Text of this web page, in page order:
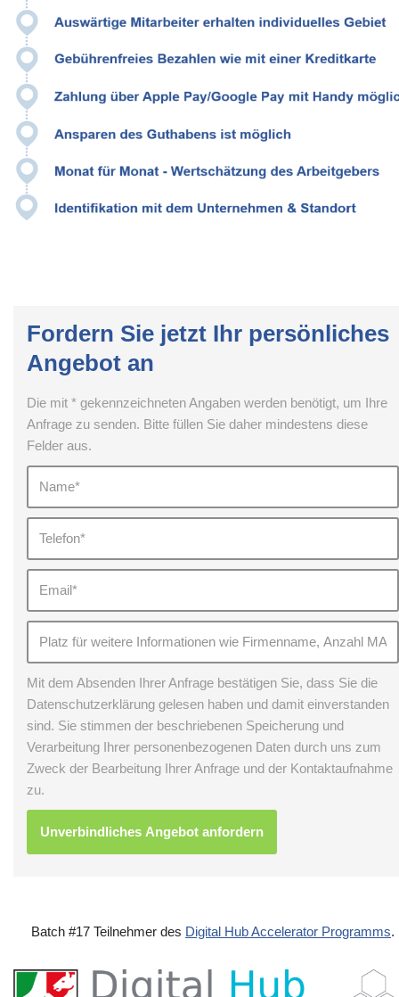
Fordern Sie jetzt Ihr persönliches
Angebot an
Die mit * gekennzeichneten Angaben werden benötigt, um Ihre
Anfrage zu senden. Bitte füllen Sie daher mindestens diese
Felder aus.
Mit dem Absenden Ihrer Anfrage bestätigen Sie, dass Sie die
Datenschutzerklärung gelesen haben und damit einverstanden
sind. Sie stimmen der beschriebenen Speicherung und
Verarbeitung Ihrer personenbezogenen Daten durch uns zum
Zweck der Bearbeitung Ihrer Anfrage und der Kontaktaufnahme
zu.
Batch #17 Teilnehmer des Digital Hub Accelerator Programms.